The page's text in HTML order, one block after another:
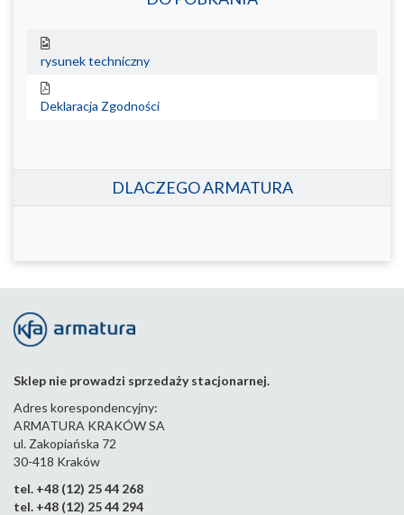
rysunek techniczny
Deklaracja Zgodności
DLACZEGO ARMATURA
Sklep nie prowadzi sprzedaży stacjonarnej.
Adres korespondencyjny:
ARMATURA KRAKÓW SA
ul. Zakopiańska 72
30-418 Kraków
tel. +48 (12) 25 44 268
tel. +48 (12) 25 44 294